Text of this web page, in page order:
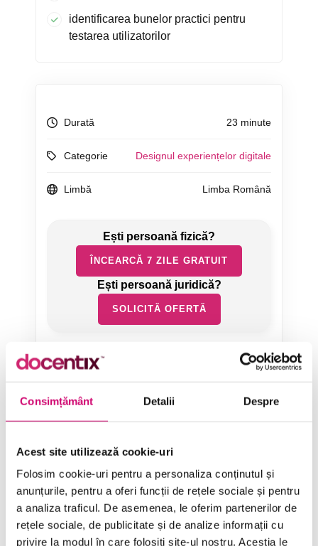
Consimțământ Detalii Despre
Acest site utilizează cookie-uri
Folosim cookie-uri pentru a personaliza conținutul și
anunțurile, pentru a oferi funcții de rețele sociale și pentru
a analiza traficul. De asemenea, le oferim partenerilor de
rețele sociale, de publicitate și de analize informații cu
privire la modul în care folosiți site-ul nostru. Aceștia le
identificarea bunelor practici pentru
testarea utilizatorilor
Durată 23 minute
Categorie Designul experiențelor digitale
Limbă Limba Română
ÎNCEARCĂ 7 ZILE GRATUIT
SOLICITĂ OFERTĂ
Comunicare
Dezvoltare personală și profesională
Finanțe